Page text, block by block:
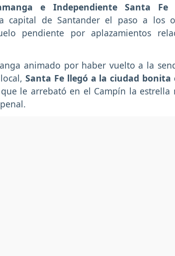
e Independiente Santa Fe
capital de Santander el paso a los
pendiente por aplazamientos
animado por haber vuelto a la
Santa Fe llegó a la ciudad
le arrebató en el Campín la